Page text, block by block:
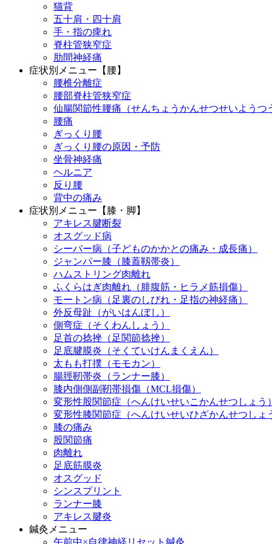
猫背
五十肩・四十肩
手・指の痺れ
脊柱管狭窄症
肋間神経痛
症状別メニュー【腰】
腰椎分離症
腰部脊柱管狭窄症
仙腸関節性腰痛（せんちょうかんせつせいようつ
腰痛
ぎっくり腰
ぎっくり腰の原因・予防
坐骨神経痛
ヘルニア
反り腰
背中の痛み
症状別メニュー【膝・脚】
アキレス腱断裂
オスグッド病
シーバー病（子どものかかとの痛み・成長痛）
ジャンパー膝（膝蓋靱帯炎）
ハムストリング肉離れ
ふくらはぎ肉離れ（腓腹筋・ヒラメ筋損傷）
モートン病（足裏のしびれ・足指の神経痛）
外反母趾（がいはんぼし）
側弯症（そくわんしょう）
足首の捻挫（足関節捻挫）
足底腱膜炎（そくていけんまくえん）
太もも打撲（モモカン）
腸脛靭帯炎（ランナー膝）
膝内側側副靭帯損傷（MCL損傷）
変形性股関節症（へんけいせいこかんせつしょう
変形性膝関節症（へんけいせいひざかんせつしょ
膝の痛み
股関節痛
肉離れ
足底筋膜炎
オスグッド
シンスプリント
ランナー膝
アキレス腱炎
鍼灸メニュー
午前中×自律神経リセット鍼灸